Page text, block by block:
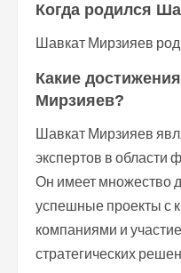
Когда родился
Шавкат Мирзияев
Какие
Мирзияев?
Шавкат Мирзияев
экспертов в области
Он имеет множество
успешные проекты с
компаниями и
стратегических